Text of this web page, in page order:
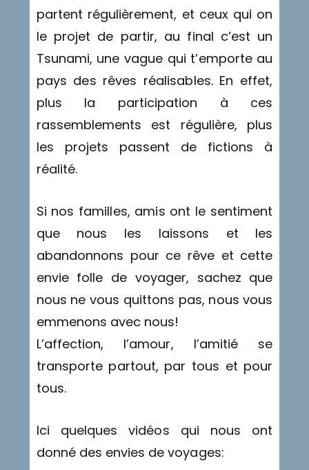
partent régulièrement, et ceux qui on
le projet de partir, au final c’est un
Tsunami, une vague qui t’emporte au
pays des rêves réalisables. En effet,
plus la participation à ces
rassemblements est régulière, plus
les projets passent de fictions à
réalité.
Si nos familles, amis ont le sentiment
que nous les laissons et les
abandonnons pour ce rêve et cette
envie folle de voyager, sachez que
nous ne vous quittons pas, nous vous
emmenons avec nous!
L’affection, l’amour, l’amitié se
transporte partout, par tous et pour
tous.
Ici quelques vidéos qui nous ont
donné des envies de voyages: